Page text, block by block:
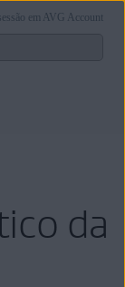
em AVG Account
da